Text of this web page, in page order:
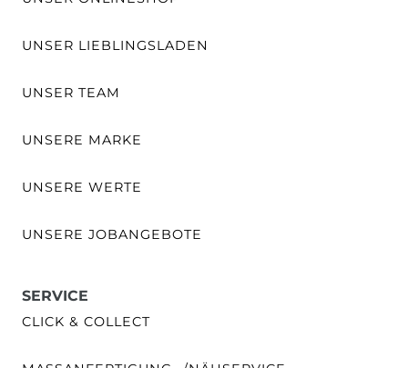
UNSER LIEBLINGSLADEN
UNSER TEAM
UNSERE MARKE
UNSERE WERTE
UNSERE JOBANGEBOTE
SERVICE
CLICK & COLLECT